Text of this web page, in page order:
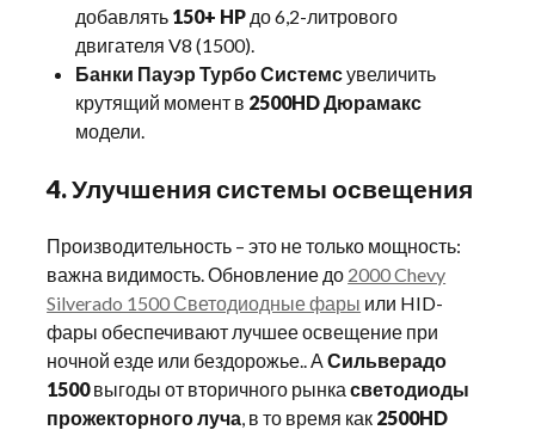
добавлять 150+ HP до 6,2-литрового
двигателя V8 (1500).
Банки Пауэр Турбо Системсувеличить
крутящий момент в 2500HD Дюрамакс
модели.
4. Улучшения системы освещения
Производительность – это не только мощность:
важна видимость. Обновление до 2000 Chevy
Silverado 1500 Светодиодные фары или HID-
фары обеспечивают лучшее освещение при
ночной езде или бездорожье.. АСильверадо
1500выгоды от вторичного рынкасветодиоды
прожекторного луча, в то время как 2500HD